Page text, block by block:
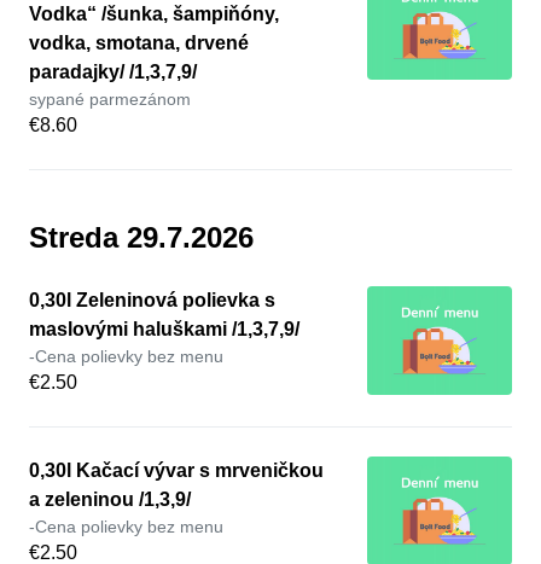
Vodka“ /šunka, šampiňóny,
vodka, smotana, drvené
paradajky/ /1,3,7,9/
sypané parmezánom
€8.60
Streda 29.7.2026
0,30l Zeleninová polievka s
maslovými haluškami /1,3,7,9/
-Cena polievky bez menu
€2.50
0,30l Kačací vývar s mrveničkou
a zeleninou /1,3,9/
-Cena polievky bez menu
€2.50